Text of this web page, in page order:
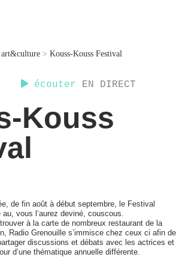
écouter EN DIRECT
art&culture > Kouss-Kouss Festival
Kouss
de fin août à début septembre, le Festival
vous l’aurez deviné, couscous.
à la carte de nombreux restaurant de la
Radio Grenouille s’immisce chez ceux ci afin de
discussions et débats avec les actrices et
d’une thématique annuelle différente.